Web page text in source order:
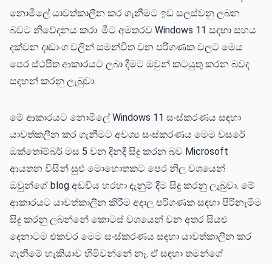
නොමිලේ යාවත්කාලීන කර ගැනීමට ඉඩ සලස්වනු ලබන
බවට නිවේදනය කරා. මීට අමතරව Windows 11 සඳහා සහය
දක්වන දෘඩාංග වලින් සමන්විත වන පරිගණක වලට මෙය
පෙර ස්ථපිත ආකාරයට ලබා දීමට ඔවුන් කටයුතු කරන බවද
සඳහන් කරනු ලැබුවා.
මේ ආකාරයට නොමිලේ Windows 11 සංස්කරණය සඳහා
යාවත්කලීන කර ගැනීමට අවශ්‍ය සංස්කරණය මෙම වසරේ
ඔක්තෝම්බර් මස 5 වන දිනදී සිදු කරන බව Microsoft
ආයතන විසින් සුළු මොහොතකට පෙර නිල වශයෙන්
ඔවුන්ගේ blog අඩවිය හරහා දැනුම් දීම සිදු කරනු ලැබුවා. මේ
ආකාරයට යාවත්කාලීන කිරීම අදාල පරිගණක සඳහා පිරිනැමීම
සිදු කරනු ලබන්නේ කොටස් වශයෙන් වන අතර සියළු
දෙනාටම එකවර මෙම සංස්කරණය සඳහා යාවත්කාලීන කර
ගැනීමේ හැකියාව හිමිවන්නේ නෑ. ඒ සඳහා තමන්ගේ